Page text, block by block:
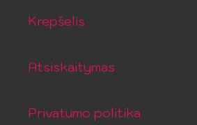
Krepšelis
Atsiskaitymas
Privatumo politika